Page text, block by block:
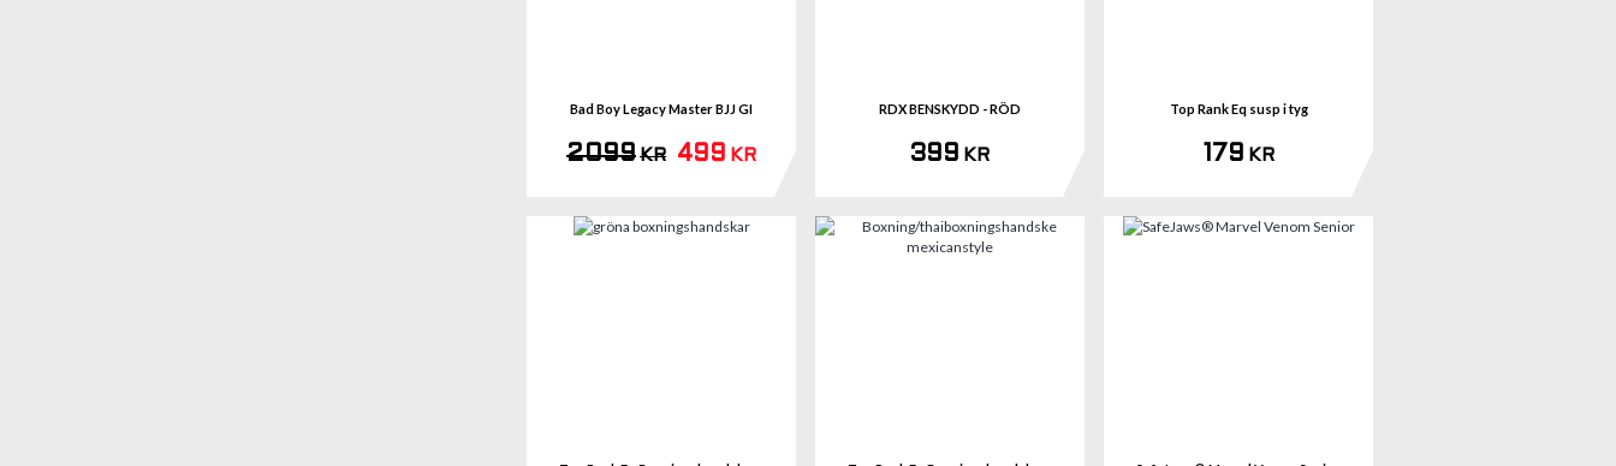
Bad Boy Legacy Master BJJ GI
2099 KR 499 KR
RDX BENSKYDD - RÖD
399 KR
Top Rank Eq susp i tyg
179 KR